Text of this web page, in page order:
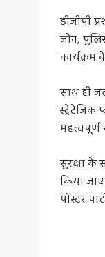
डीजीपी
जोन,
कार्यक्रम
साथ ही
स्ट्रेटेजिक
महत्वपूर्ण
सुरक्षा के
किया
पोस्टर